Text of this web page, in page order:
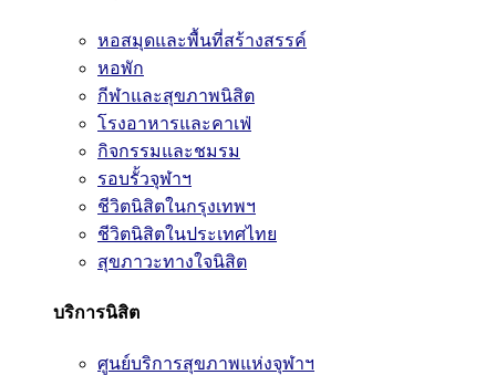
หอสมุดและพื้นที่สร้างสรรค์
หอพัก
กีฬาและสุขภาพนิสิต
โรงอาหารและคาเฟ่
กิจกรรมและชมรม
รอบรั้วจุฬาฯ
ชีวิตนิสิตในกรุงเทพฯ
ชีวิตนิสิตในประเทศไทย
สุขภาวะทางใจนิสิต
บริการนิสิต
ศูนย์บริการสุขภาพแห่งจุฬาฯ